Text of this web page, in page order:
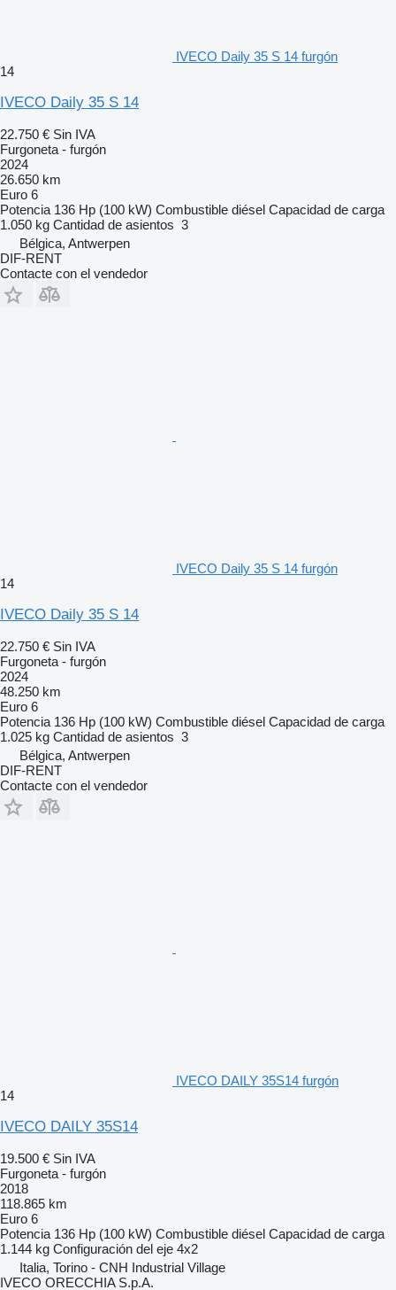
IVECO Daily 35 S 14 furgón
14
IVECO Daily 35 S 14
22.750 € Sin IVA
Furgoneta - furgón
2024
26.650 km
Euro 6
Potencia 136 Hp (100 kW) Combustible diésel Capacidad de carga
1.050 kg Cantidad de asientos 3
Bélgica, Antwerpen
DIF-RENT
Contacte con el vendedor
IVECO Daily 35 S 14 furgón
14
IVECO Daily 35 S 14
22.750 € Sin IVA
Furgoneta - furgón
2024
48.250 km
Euro 6
Potencia 136 Hp (100 kW) Combustible diésel Capacidad de carga
1.025 kg Cantidad de asientos 3
Bélgica, Antwerpen
DIF-RENT
Contacte con el vendedor
IVECO DAILY 35S14 furgón
14
IVECO DAILY 35S14
19.500 € Sin IVA
Furgoneta - furgón
2018
118.865 km
Euro 6
Potencia 136 Hp (100 kW) Combustible diésel Capacidad de carga
1.144 kg Configuración del eje 4x2
Italia, Torino - CNH Industrial Village
IVECO ORECCHIA S.p.A.